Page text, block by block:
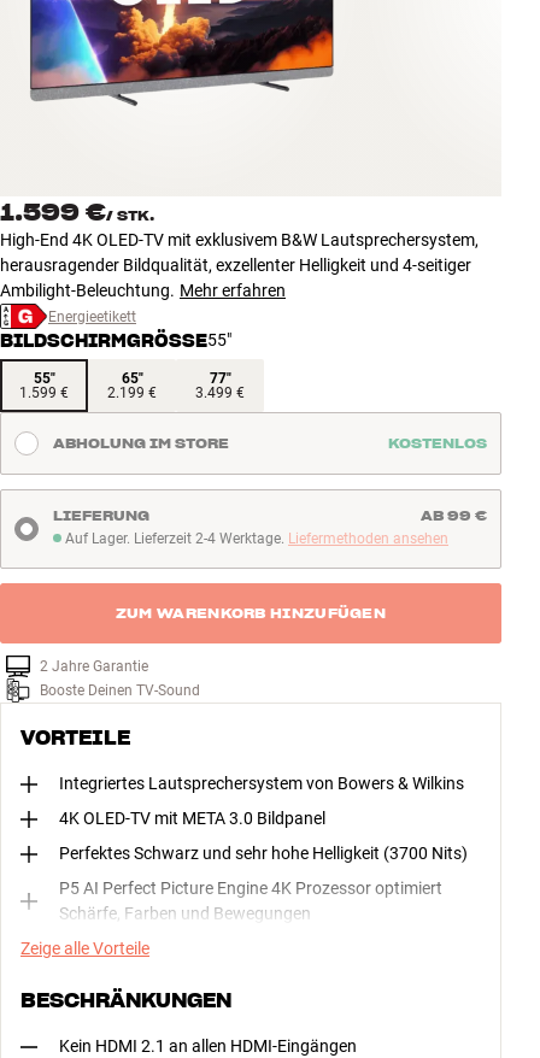
Zubehör
INSPIRATION
NEUHEITEN
ANGEBOTE
Store Finden
Kundendienst
Anmelden
Kundendienst
Bauen mit Klang
1.599 €/ STK.
High-End 4K OLED-TV mit exklusivem B&W Lautsprechersystem,
herausragender Bildqualität, exzellenter Helligkeit und 4-seitiger
Ambilight-Beleuchtung. Mehr erfahren
Energieetikett
BILDSCHIRMGRÖSSE 55"
55"
1.599 €
65"
2.199 €
77"
3.499 €
ABHOLUNG IM STORE KOSTENLOS
Auf Lager. Lieferzeit 2-4 Werktage
Auf Lager. Lieferzeit 2-4 Werktage. Liefermethoden ansehen
LIEFERUNG AB 99 €
ZUM WARENKORB HINZUFÜGEN
2 Jahre Garantie
Booste Deinen TV-Sound
VORTEILE
Integriertes Lautsprechersystem von Bowers & Wilkins
4K OLED-TV mit META 3.0 Bildpanel
Perfektes Schwarz und sehr hohe Helligkeit (3700 Nits)
P5 AI Perfect Picture Engine 4K Prozessor optimiert
Schärfe, Farben und Bewegungen
Zeige alle Vorteile
BESCHRÄNKUNGEN
Kein HDMI 2.1 an allen HDMI-Eingängen